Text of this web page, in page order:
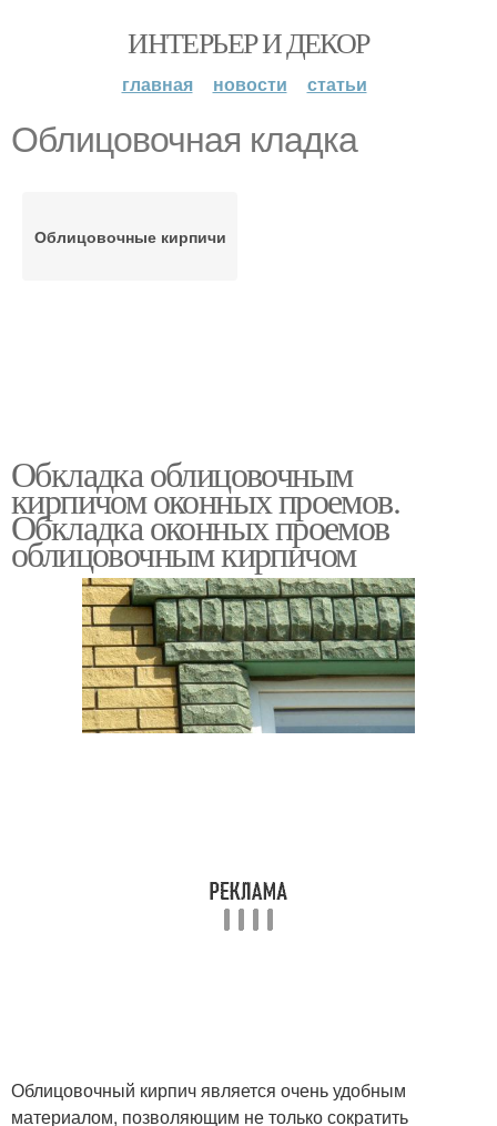
ИНТЕРЬЕР И ДЕКОР
главная новости статьи
Облицовочная кладка
Облицовочные кирпичи
Обкладка облицовочным
кирпичом оконных проемов.
Обкладка оконных проемов
облицовочным кирпичом
Облицовочный кирпич является очень удобным
материалом, позволяющим не только сократить